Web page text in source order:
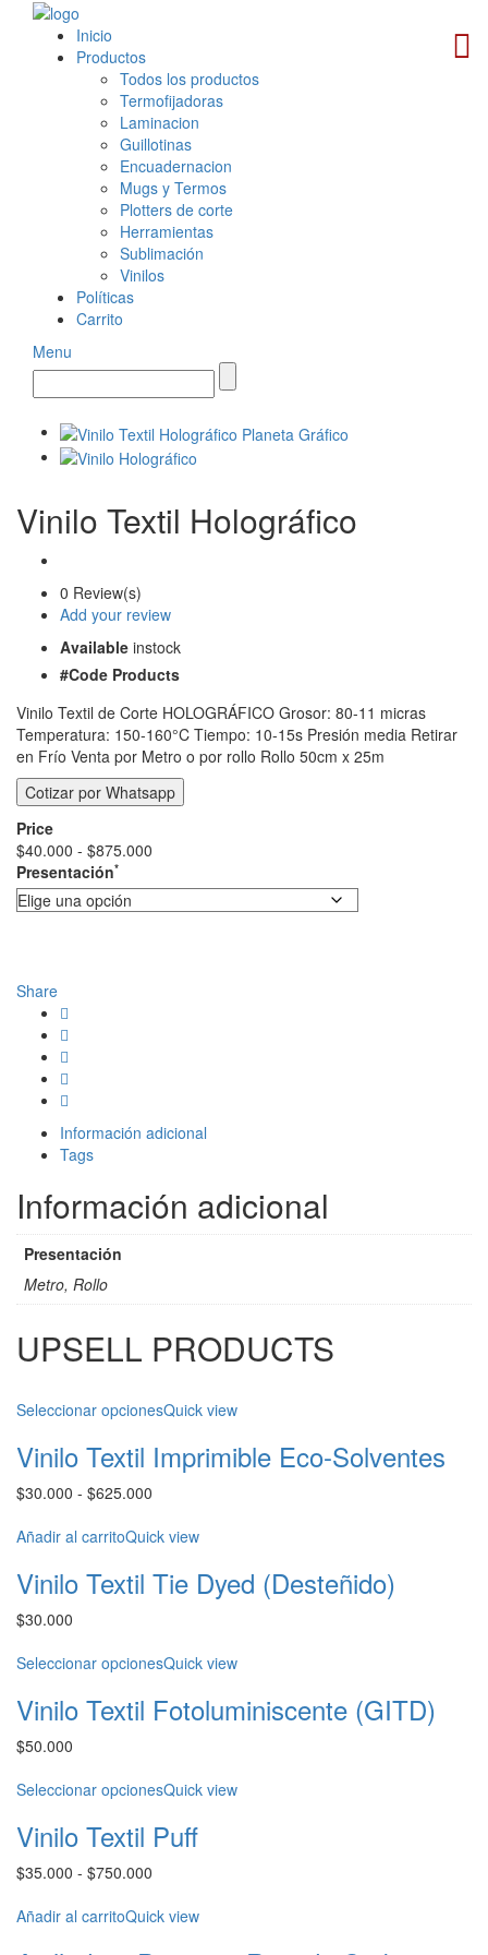
Inicio
Productos
Todos los productos
Termofijadoras
Laminacion
Guillotinas
Encuadernacion
Mugs y Termos
Plotters de corte
Herramientas
Sublimación
Vinilos
Políticas
Carrito
Menu
Vinilo Textil Holográfico
0 Review(s)
Add your review
Available instock
#Code Products
Vinilo Textil de Corte HOLOGRÁFICO Grosor: 80-11 micras
Temperatura: 150-160°C Tiempo: 10-15s Presión media Retirar
en Frío Venta por Metro o por rollo Rollo 50cm x 25m
Price
$40.000 - $875.000
precios:
desde
Presentación*
Share
Información adicional
Tags
Información adicional
Presentación
Metro, Rollo
UPSELL PRODUCTS
Seleccionar opcionesQuick view
Vinilo Textil Imprimible Eco-Solventes
$30.000 - $625.000
precios:
$30.000
hasta
Añadir al carritoQuick view
Vinilo Textil Tie Dyed (Desteñido)
$30.000
Seleccionar opcionesQuick view
Vinilo Textil Fotoluminiscente (GITD)
$50.000
Seleccionar opcionesQuick view
Vinilo Textil Puff
$35.000 - $750.000
precios:
Añadir al carritoQuick view